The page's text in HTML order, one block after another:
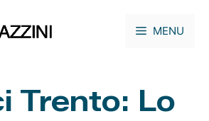
MENU
Trento: Lo